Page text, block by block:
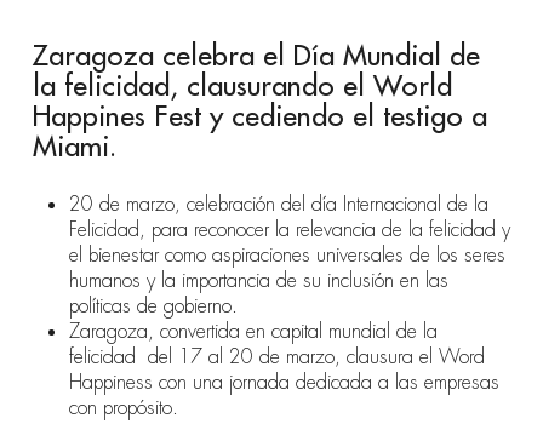
Zaragoza celebra el Día Mundial de
la felicidad, clausurando el World
Happines Fest y cediendo el testigo a
Miami.
20 de marzo, celebración del día Internacional de la
Felicidad, para reconocer la relevancia de la felicidad y
el bienestar como aspiraciones universales de los seres
humanos y la importancia de su inclusión en las
políticas de gobierno.
Zaragoza, convertida en capital mundial de la
felicidad del 17 al 20 de marzo, clausura el Word
Happiness con una jornada dedicada a las empresas
con propósito.